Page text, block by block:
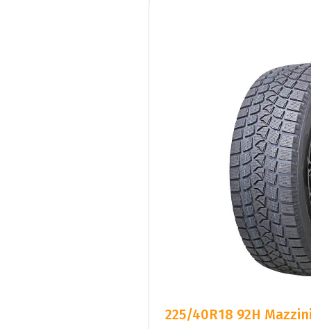
225/40R18 92H